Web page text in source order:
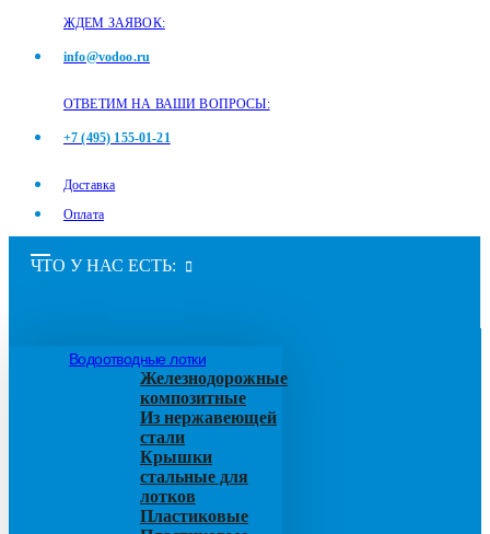
ЖДЕМ ЗАЯВОК:
info@vodoo.ru
ОТВЕТИМ НА ВАШИ ВОПРОСЫ:
+7 (495) 155-01-21
Доставка
Оплата
ЧТО У НАС ЕСТЬ:
Водоотводные лотки
Железнодорожные
композитные
Из нержавеющей
стали
Крышки
стальные для
лотков
Пластиковые